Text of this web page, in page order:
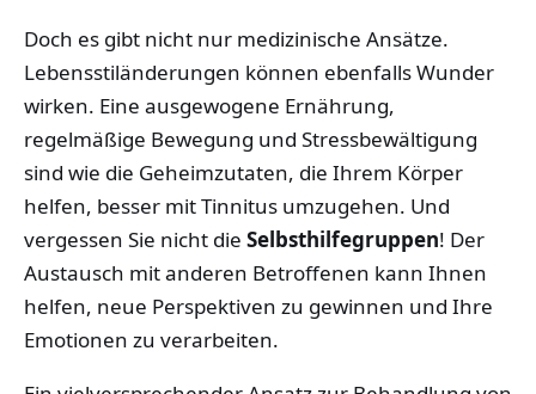
Doch es gibt nicht nur medizinische Ansätze.
Lebensstiländerungen können ebenfalls Wunder
wirken. Eine ausgewogene Ernährung,
regelmäßige Bewegung und Stressbewältigung
sind wie die Geheimzutaten, die Ihrem Körper
helfen, besser mit Tinnitus umzugehen. Und
vergessen Sie nicht die Selbsthilfegruppen! Der
Austausch mit anderen Betroffenen kann Ihnen
helfen, neue Perspektiven zu gewinnen und Ihre
Emotionen zu verarbeiten.